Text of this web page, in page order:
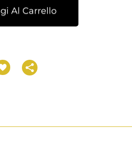
Al Carrello